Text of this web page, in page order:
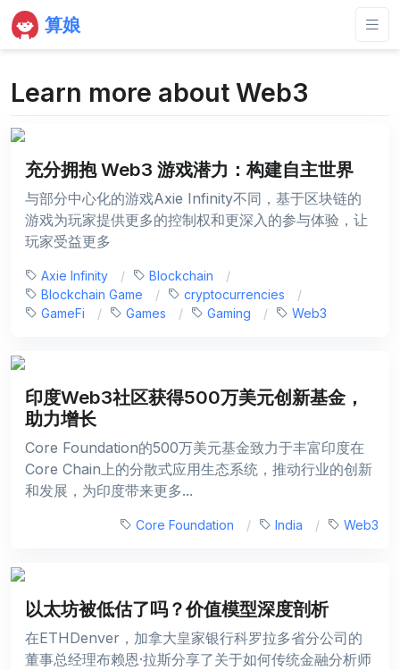
算娘
Learn more about Web3
充分拥抱 Web3 游戏潜力：构建自主世界
与部分中心化的游戏Axie Infinity不同，基于区块链的
游戏为玩家提供更多的控制权和更深入的参与体验，让
玩家受益更多
Axie Infinity
Blockchain
Blockchain Game
cryptocurrencies
GameFi
Games Gaming Web3
印度Web3社区获得500万美元创新基金，
助力增长
Core Foundation的500万美元基金致力于丰富印度在
Core Chain上的分散式应用生态系统，推动行业的创新
和发展，为印度带来更多...
Core Foundation India Web3
以太坊被低估了吗？价值模型深度剖析
在ETHDenver，加拿大皇家银行科罗拉多省分公司的
董事总经理布赖恩·拉斯分享了关于如何传统金融分析师